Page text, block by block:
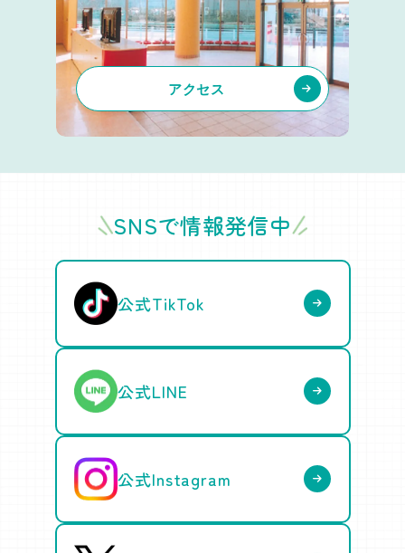
アクセス
SNSで情報発信中
公式TikTok
公式LINE
公式Instagram